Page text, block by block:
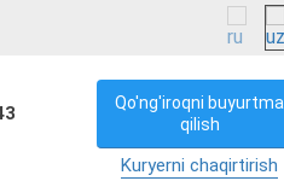
Qo'ng'iroqni buyurtma
qilish
Kuryerni chaqirtirish